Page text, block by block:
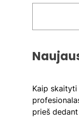
Kaip
prieš